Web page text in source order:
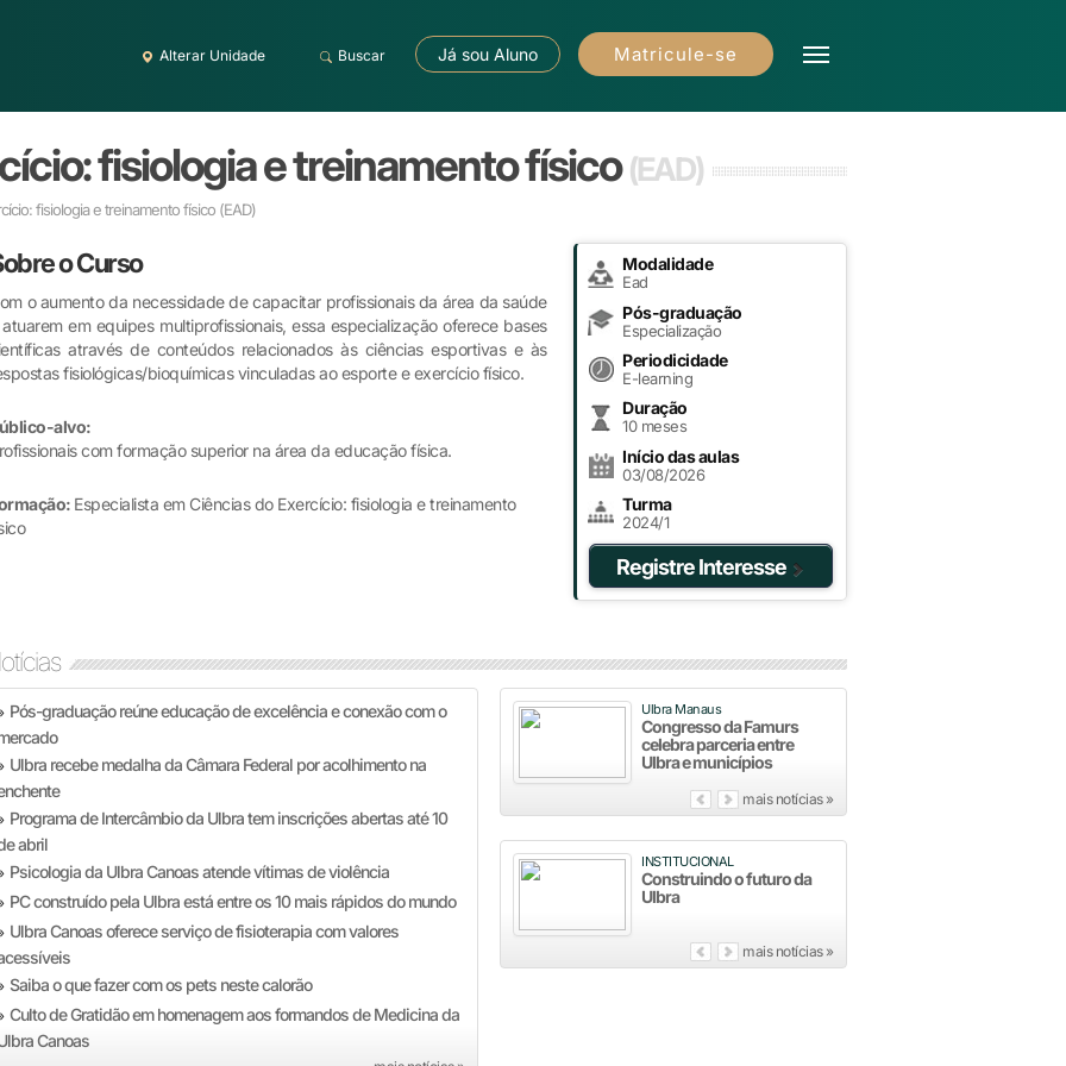
Alterar Unidade Buscar Já sou Aluno Matricule-se
fisiologia e treinamento físico(EAD)
fisiologia e treinamento físico (EAD)
o Curso
o aumento da necessidade de capacitar profissionais da área da saúde
em equipes multiprofissionais, essa especialização oferece bases
através de conteúdos relacionados às ciências esportivas e às
fisiológicas/bioquímicas vinculadas ao esporte e exercício físico.
alvo:
com formação superior na área da educação física.
Especialista em Ciências do Exercício: fisiologia e treinamento
Modalidade
Ead
Pós-graduação
Especialização
Periodicidade
E-learning
Duração
10 meses
Início das aulas
03/08/2026
Turma
2024/1
Registre Interesse
Pós-graduação reúne educação de excelência e conexão com o
Ulbra recebe medalha da Câmara Federal por acolhimento na
Programa de Intercâmbio da Ulbra tem inscrições abertas até 10
abril
Psicologia da Ulbra Canoas atende vítimas de violência
PC construído pela Ulbra está entre os 10 mais rápidos do mundo
Ulbra Canoas oferece serviço de fisioterapia com valores
Saiba o que fazer com os pets neste calorão
Culto de Gratidão em homenagem aos formandos de Medicina da
Canoas
Ulbra Manaus
Congresso da Famurs
celebra parceria entre
Ulbra e municípios
mais notícias »
INSTITUCIONAL
Construindo o futuro da
Ulbra
mais notícias »